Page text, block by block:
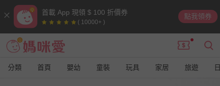
首載 App 現領 $ 100 折價券
( 10000+ )
點我領券
分類 首頁 嬰幼 童裝 玩具 家居 旅遊